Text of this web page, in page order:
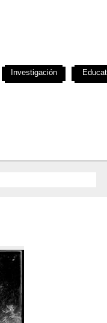
Investigación